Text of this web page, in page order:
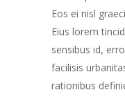
Eos ei nisl
Eius lorem
sensibus id,
facilisis
rationibus